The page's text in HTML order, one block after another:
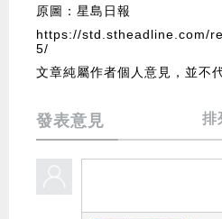
原圖：星島日報
https://std.stheadline.com/
5/
文章純屬作者個人意見，並不
發表意見 排